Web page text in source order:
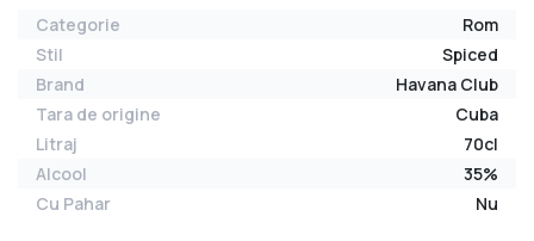
Categorie
Rom
Stil
Spiced
Brand
Havana Club
Tara de origine
Cuba
Litraj
70cl
Alcool
35%
Cu Pahar
Nu